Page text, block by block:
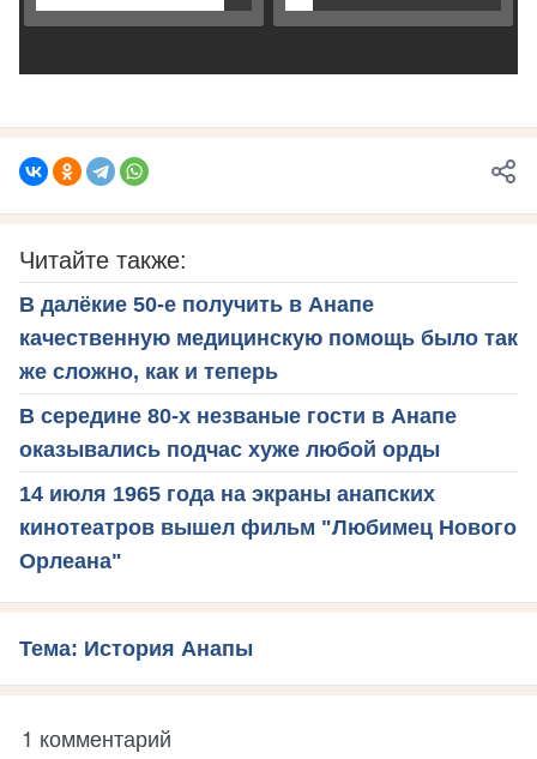
Читайте также:
В далёкие 50-е получить в Анапе
качественную медицинскую помощь было так
же сложно, как и теперь
В середине 80-х незваные гости в Анапе
оказывались подчас хуже любой орды
14 июля 1965 года на экраны анапских
кинотеатров вышел фильм "Любимец Нового
Орлеана"
Тема: История Анапы
1 комментарий